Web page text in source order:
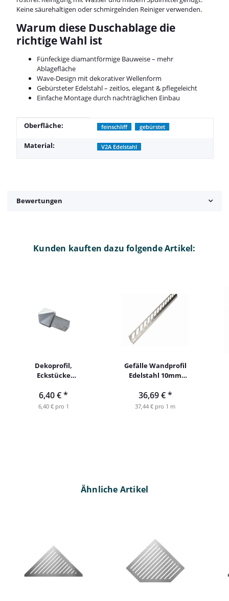
Keine säurehaltigen oder schmirgelnden Reiniger verwenden.
Warum diese Duschablage die
richtige Wahl ist
Fünfeckige diamantförmige Bauweise – mehr
Ablagefläche
Wave-Design mit dekorativer Wellenform
Gebürsteter Edelstahl – zeitlos, elegant & pflegeleicht
Einfache Montage durch nachträglichen Einbau
Produkteigenschaft
Wert
Oberfläche: feinschliff gebürstet
Material: V2A Edelstahl
Bewertungen
Kunden kauften dazu folgende Artikel:
Dekoprofil,
Eckstücke
Edelstahl, Übergang
gebürstet 10mm
6,40 €*
6,40 € pro 1
Gefälle Wandprofil
Edelstahl 10mm
36,69 €*
37,44 € pro 1 m
Ähnliche Artikel